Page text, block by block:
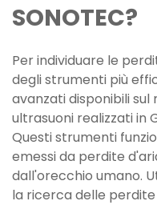
SONOTEC?
Per individuare le
degli strumenti più
avanzati disponibili
ultrasuoni realizzati in
Questi strumenti
emessi da perdite
dall'orecchio umano.
la ricerca delle